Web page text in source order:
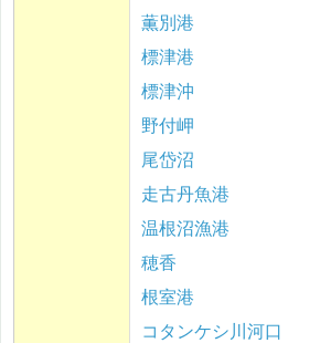
薫別港
標津港
標津沖
野付岬
尾岱沼
走古丹魚港
温根沼漁港
穂香
根室港
コタンケシ川河口